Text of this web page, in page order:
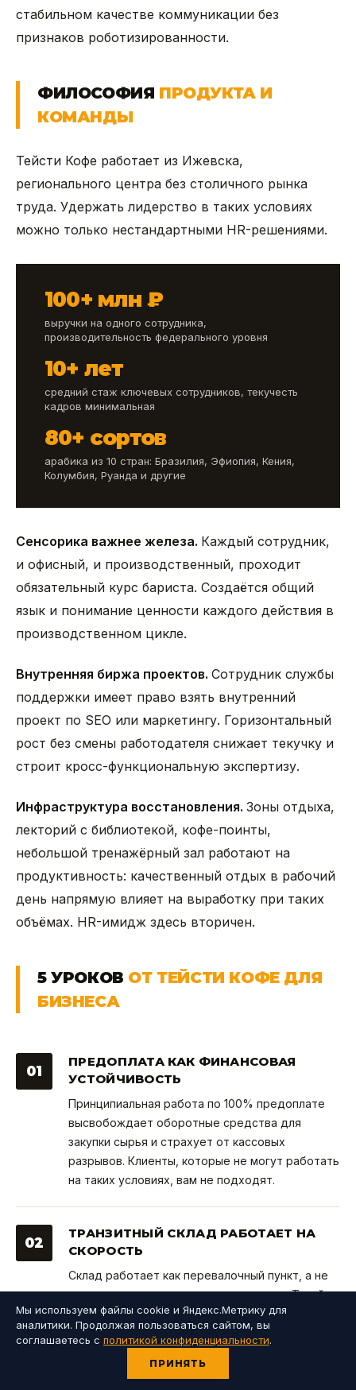
стабильном качестве коммуникации без
признаков роботизированности.
ФИЛОСОФИЯ ПРОДУКТА И
КОМАНДЫ
Тейсти Кофе работает из Ижевска,
регионального центра без столичного рынка
труда. Удержать лидерство в таких условиях
можно только нестандартными HR-решениями.
100+ млн ₽
выручки на одного сотрудника,
производительность федерального уровня
10+ лет
средний стаж ключевых сотрудников, текучесть
кадров минимальная
80+ сортов
арабика из 10 стран: Бразилия, Эфиопия, Кения,
Колумбия, Руанда и другие
Сенсорика важнее железа. Каждый сотрудник,
и офисный, и производственный, проходит
обязательный курс бариста. Создаётся общий
язык и понимание ценности каждого действия в
производственном цикле.
Внутренняя биржа проектов. Сотрудник службы
поддержки имеет право взять внутренний
проект по SEO или маркетингу. Горизонтальный
рост без смены работодателя снижает текучку и
строит кросс-функциональную экспертизу.
Инфраструктура восстановления. Зоны отдыха,
лекторий с библиотекой, кофе-поинты,
небольшой тренажёрный зал работают на
продуктивность: качественный отдых в рабочий
день напрямую влияет на выработку при таких
объёмах. HR-имидж здесь вторичен.
5 УРОКОВ ОТ ТЕЙСТИ КОФЕ ДЛЯ
БИЗНЕСА
01
ПРЕДОПЛАТА КАК ФИНАНСОВАЯ
УСТОЙЧИВОСТЬ
Принципиальная работа по 100% предоплате
высвобождает оборотные средства для
закупки сырья и страхует от кассовых
разрывов. Клиенты, которые не могут работать
на таких условиях, вам не подходят.
02
ТРАНЗИТНЫЙ СКЛАД РАБОТАЕТ НА
СКОРОСТЬ
Склад работает как перевалочный пункт, а не
как хранилище замороженных активов. Такой
режим требует идеально выстроенных
процессов обжарки и отгрузки, но возвращает
вам деньги в обороте ежедневно.
Мы используем файлы cookie и Яндекс.Метрику для
аналитики. Продолжая пользоваться сайтом, вы
соглашаетесь с политикой конфиденциальности.
ПРИНЯТЬ